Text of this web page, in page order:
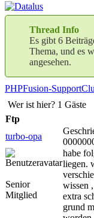
Thread Info
Es gibt 6
Thema, und es
angesehen.
PHPFusion-
Wer ist hier? 1 Gäste
Ftp
turbo-opa
Senior
Mitglied
habe
liegen.
wissen
extra
grund